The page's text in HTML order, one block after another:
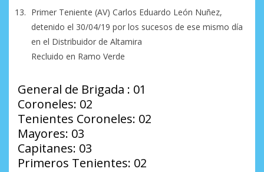
Primer Teniente (AV) Carlos Eduardo León Nuñez,
detenido el 30/04/19 por los sucesos de ese mismo día
en el Distribuidor de Altamira
Recluido en Ramo Verde
General de Brigada : 01
Coroneles: 02
Tenientes Coroneles: 02
Mayores: 03
Capitanes: 03
Primeros Tenientes: 02